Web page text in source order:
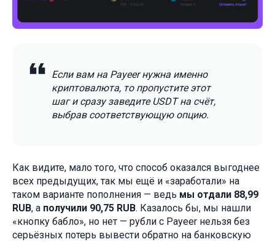
Если вам на Payeer нужна именно
криптовалюта, то пропустите этот
шаг и сразу заведите USDT на счёт,
выбрав соответствующую опцию.
Как видите, мало того, что способ оказался выгоднее
всех предыдущих, так мы ещё и «заработали» на
таком варианте пополнения — ведь мы отдали 88,99
RUB, а получили 90,75 RUB. Казалось бы, мы нашли
«кнопку бабло», но нет — рубли с Payeer нельзя без
серьёзных потерь вывести обратно на банковскую